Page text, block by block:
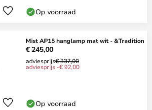
Op voorraad
Mist AP15 hanglamp mat wit - &Tradition
€ 245,00
adviesprijs€ 337,00
adviesprijs -€ 92,00
Op voorraad